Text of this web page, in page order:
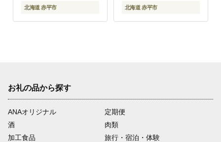
北海道 赤平市 北海道 赤平市
お礼の品から探す
ANAオリジナル
定期便
酒
肉類
加工食品
旅行・宿泊・体験